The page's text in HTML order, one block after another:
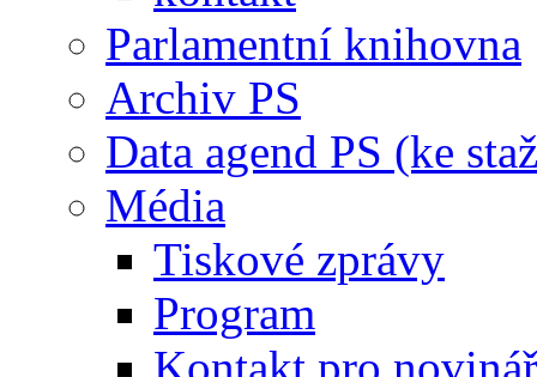
Parlamentní knihovna
Archiv PS
Data agend PS (ke
Média
Tiskové zprávy
Program
Kontakt pro